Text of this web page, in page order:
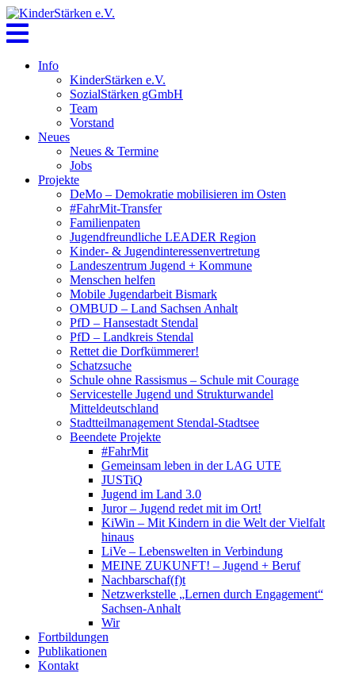
Skip
to
content
Info
KinderStärken e.V.
SozialStärken gGmbH
Team
Vorstand
Neues
Neues & Termine
Jobs
Projekte
DeMo – Demokratie mobilisieren im Osten
#FahrMit-Transfer
Familienpaten
Jugendfreundliche LEADER Region
Kinder- & Jugendinteressenvertretung
Landeszentrum Jugend + Kommune
Menschen helfen
Mobile Jugendarbeit Bismark
OMBUD – Land Sachsen Anhalt
PfD – Hansestadt Stendal
PfD – Landkreis Stendal
Rettet die Dorfkümmerer!
Schatzsuche
Schule ohne Rassismus – Schule mit Courage
Servicestelle Jugend und Strukturwandel
Mitteldeutschland
Stadtteilmanagement Stendal-Stadtsee
Beendete Projekte
#FahrMit
Gemeinsam leben in der LAG UTE
JUSTiQ
Jugend im Land 3.0
Juror – Jugend redet mit im Ort!
KiWin – Mit Kindern in die Welt der Vielfalt
hinaus
LiVe – Lebenswelten in Verbindung
MEINE ZUKUNFT! – Jugend + Beruf
Nachbarschaf(f)t
Netzwerkstelle „Lernen durch Engagement“
Sachsen-Anhalt
Wir
Fortbildungen
Publikationen
Kontakt